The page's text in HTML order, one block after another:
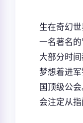
生在奇幻
一名著名
大部分时
梦想着进
国顶级公
会注定从